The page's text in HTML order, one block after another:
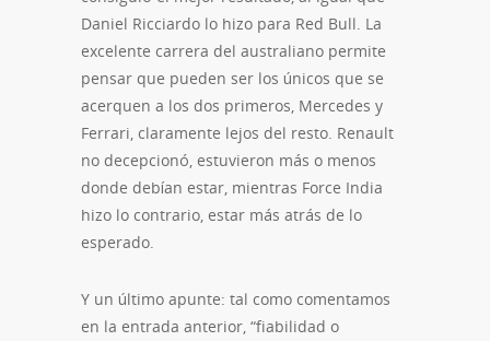
Daniel Ricciardo lo hizo para Red Bull. La
excelente carrera del australiano permite
pensar que pueden ser los únicos que se
acerquen a los dos primeros, Mercedes y
Ferrari, claramente lejos del resto. Renault
no decepcionó, estuvieron más o menos
donde debían estar, mientras Force India
hizo lo contrario, estar más atrás de lo
esperado.
Y un último apunte: tal como comentamos
en la entrada anterior, “fiabilidad o